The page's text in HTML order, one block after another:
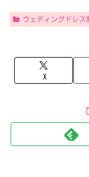
ウェディングドレス
X